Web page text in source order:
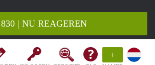
+
€ 830 | NU REAGEREN